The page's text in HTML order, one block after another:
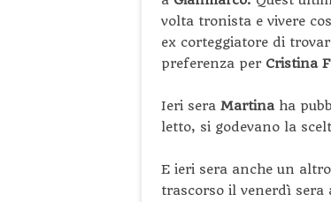
volta tronista e vivere
ex corteggiatore di
preferenza per Cristina
Ieri sera Martina ha
letto, si godevano la
E ieri sera anche un
trascorso il venerdì sera